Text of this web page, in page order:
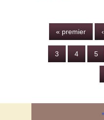
Pages« premier
3 4 5